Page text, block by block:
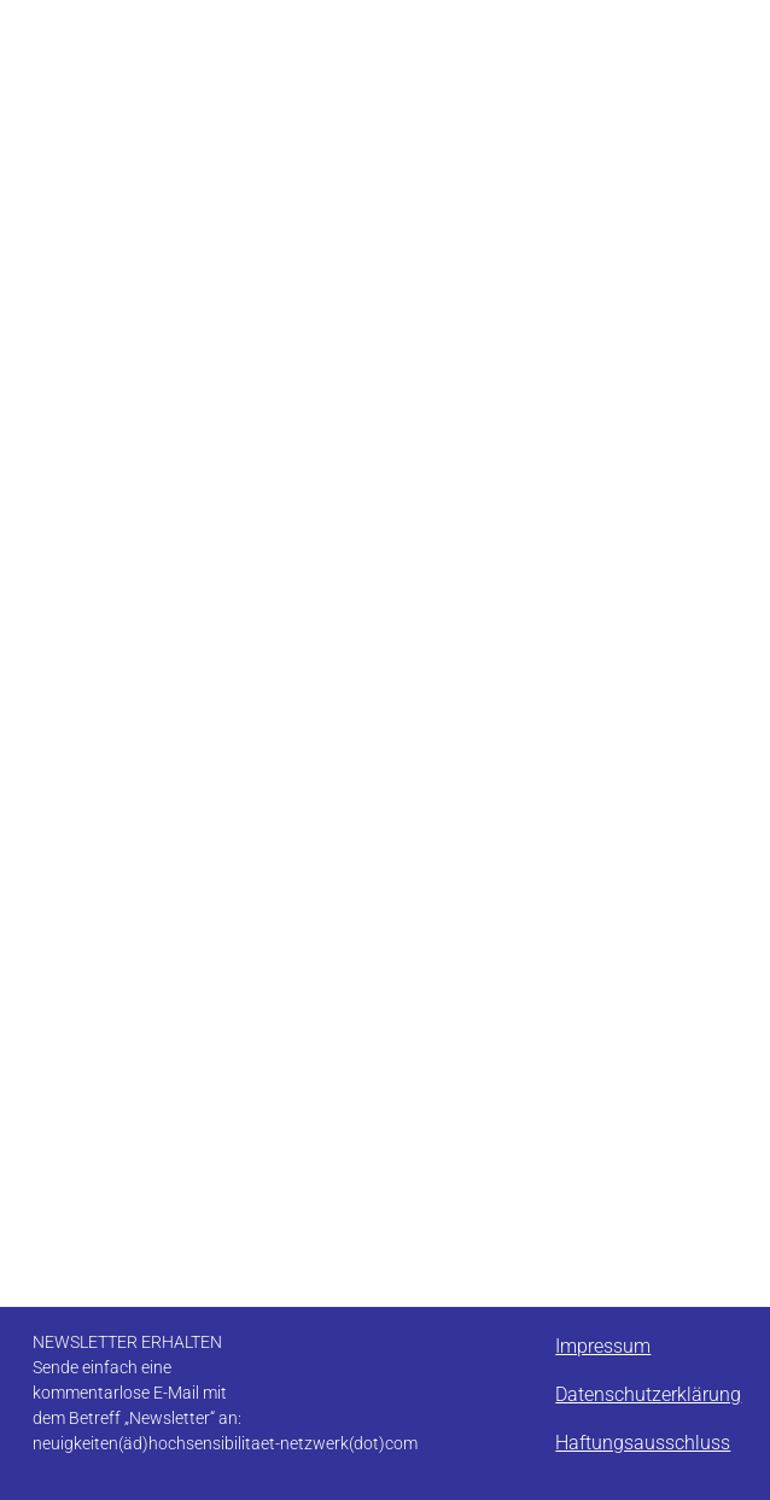
NEWSLETTER ERHALTEN
Sende einfach eine
kommentarlose E-Mail mit
dem Betreff „Newsletter“ an:
neuigkeiten(äd)hochsensibilitaet-netzwerk(dot)com
Impressum
Datenschutzerklärung
Haftungsausschluss